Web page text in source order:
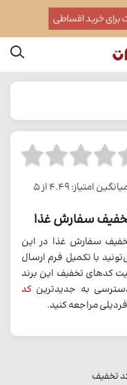
امتیاز: 4.49 از 5
تخفیف سفارش غذا
سفارش غذا در این
با تکمیل فرم ارسال
کدهای تخفیف این برند
به جدیدترین کد
مراجعه کنید.
تخفیف